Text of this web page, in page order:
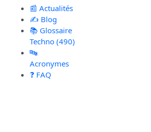
📰 Actualités
✍️ Blog
📚 Glossaire
Techno (490)
🔤
Acronymes
❓ FAQ